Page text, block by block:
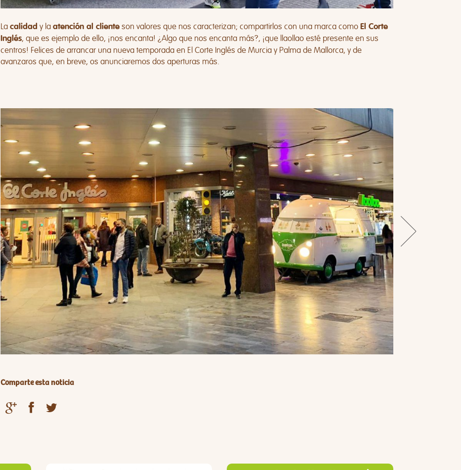
La calidad y la atención al cliente son valores que nos caracterizan; compartirlos con una marca como El Corte
Inglés, que es ejemplo de ello, ¡nos encanta! ¿Algo que nos encanta más?, ¡que llaollao esté presente en sus
centros! Felices de arrancar una nueva temporada en El Corte Inglés de Murcia y Palma de Mallorca, y de
avanzaros que, en breve, os anunciaremos dos aperturas más.
Comparte esta noticia